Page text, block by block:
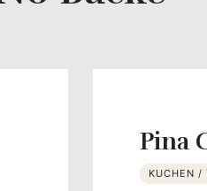
Pina
KUCHEN /